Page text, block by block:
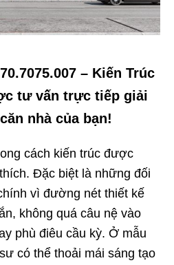
– Kiến Trúc
tư vấn trực tiếp giải
nhà của bạn!
cách kiến trúc được
Đặc biệt là những đối
vì đường nét thiết kế
không quá câu nệ vào
phù điêu cầu kỳ. Ở mẫu
có thể thoải mái sáng tạo